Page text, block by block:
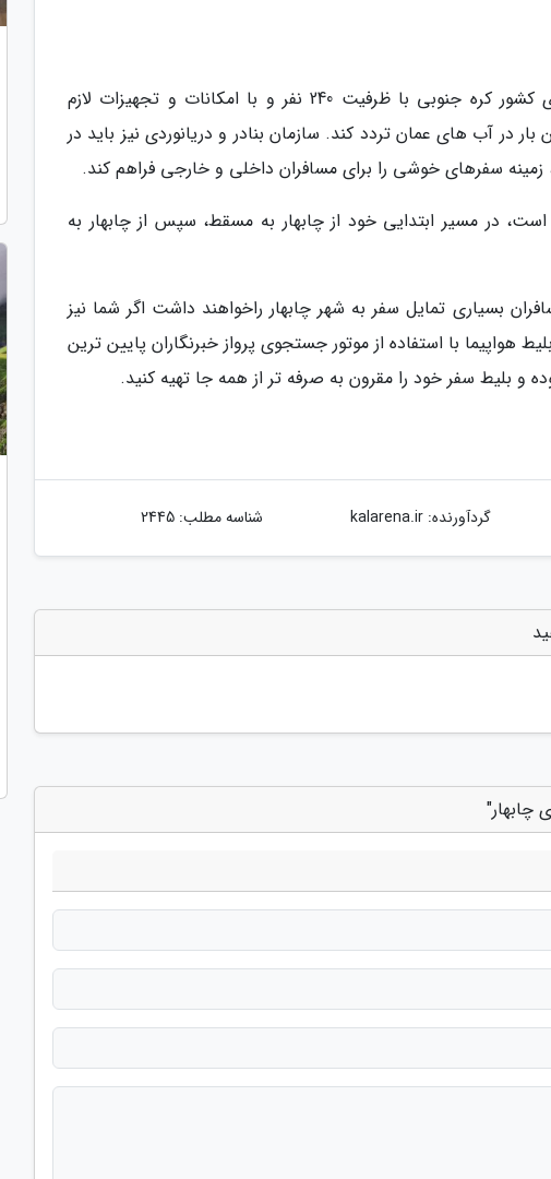
سرمایه گذار یاد شده یک فروند کشتی از نوع هیوندای کشور کره جنوبی با ظرفیت 240 نفر و با امکانات و تجهیزات لازم
در آب های عمان تردد کند. سازمان بنادر و دریانوردی نیز باید در
زمینه سفرهای خوشی را برای مسافران داخلی و خارجی فراهم کند.
خریداری شده است، در مسیر ابتدایی خود از چابهار به مسقط، سپس از چابهار به
بسیاری تمایل سفر به شهر چابهار راخواهند داشت اگر شما نیز
هواپیما با استفاده از موتور جستجوی پرواز خبرنگاران پایین ترین
و بلیط سفر خود را مقرون به صرفه تر از همه جا تهیه کنید.
گردآورنده:kalarena.ir شناسه مطلب: 2445
چابهار"